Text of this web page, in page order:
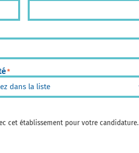
*
cet établissement pour votre candidature.